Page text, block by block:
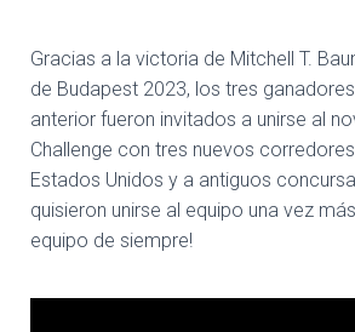
Gracias a la victoria de Mitchell T.
de Budapest 2023, los tres
anterior fueron invitados a unirse al
Challenge con tres nuevos
Estados Unidos y a antiguos
quisieron unirse al equipo una vez
equipo de siempre!